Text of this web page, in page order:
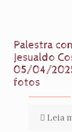
Palestra
Jesualdo
05/04/
fotos
Leia